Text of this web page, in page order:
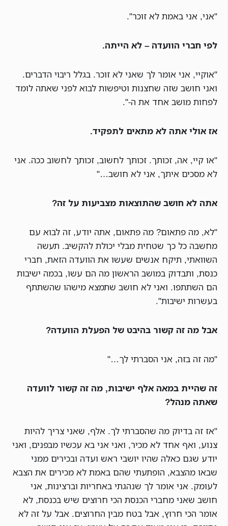
"אני, אני באמת לא זוכר".
לפי חברי הוועדה – לא הייתה.
"אוקיי, אני אומר לך שאני לא זוכר. בגלל ריבוי הדברים.
ואני חושב שזה שחצנות וטיפשות לבוא לפני שאתה לומד
לפחות מושב אחד את ה-".
אז אולי אתה לא מתאים לתפקיד.
"או קיי, אה, זכותך. זכותך לחשוב, זכותך לחשוב ככה. אני
לא מסכים איתך, אני לא חושב…"
אתה לא חושב שהתוצאות מצביעות על זה?
"לא, מה פתאום? מה פתאום, אתה יודע, זה לבוא עם
מחשבה כל כך שטחית מבלי יכולת להקשיב. תעשה
השוואתי, תיקח אנשים שעשו את הוועדה הזאת, חברי
כנסת, ותבדוק במושב הראשון מה הם עשו, בכמה ישיבות
הם השתתפו. ואני לא חושב שתמצא מישהו שהשתתף
בעשרות ישיבות".
אבל מה זה קשור בהיבט של הפעלת הוועדה?
"מה זה בזה, אני הסברתי לך…"
זה שהיית במאה אלף ישיבות, מה זה קשור לוועדה
שאתה מנהל?
"אז זה בדיוק מה שהסברתי לך. אלף, שאני צריך להיות
צנוע, ואף אחד לא מכיר, ואני אני בא עכשיו מבפנים, ואני
יודע שגם כאלה שהיו יושבי ראש ועדה ובכירים ממני
שבאו מהצבא, הופתעתי שהם באמת לא מכירים את הצבא
לעומק. אני אומר לך שנהגתי באחריות וברצינות, אני
חושב שאני מחברי הכנסת הכי חרוצים שיש בכנסת, לא
אומר הכי חרוץ, אבל בטח מבין החרוצים. אבל על זה לא